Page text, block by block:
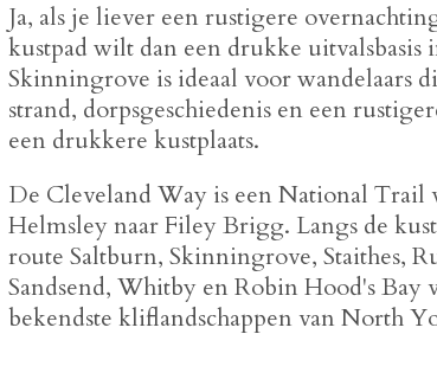
Ja, als je liever een rustigere
kustpad wilt dan een drukke uitvalsbasis
Skinningrove is ideaal voor wandelaars
strand, dorpsgeschiedenis en een
een drukkere kustplaats.
De Cleveland Way is een National Trail
Helmsley naar Filey Brigg. Langs de
route Saltburn, Skinningrove, Staithes,
Sandsend, Whitby en Robin Hood's Bay
bekendste kliflandschappen van North